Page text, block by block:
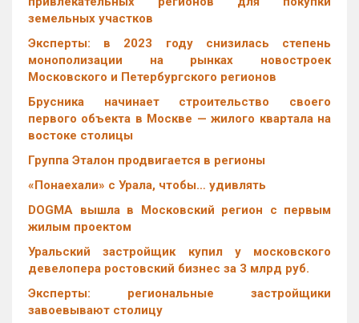
земельных участков
Эксперты: в 2023 году снизилась степень
монополизации на рынках новостроек
Московского и Петербургского регионов
Брусника начинает строительство своего
первого объекта в Москве — жилого квартала на
востоке столицы
Группа Эталон продвигается в регионы
«Понаехали» с Урала, чтобы… удивлять
DOGMA вышла в Московский регион с первым
жилым проектом
Уральский застройщик купил у московского
девелопера ростовский бизнес за 3 млрд руб.
Эксперты: региональные застройщики
завоевывают столицу